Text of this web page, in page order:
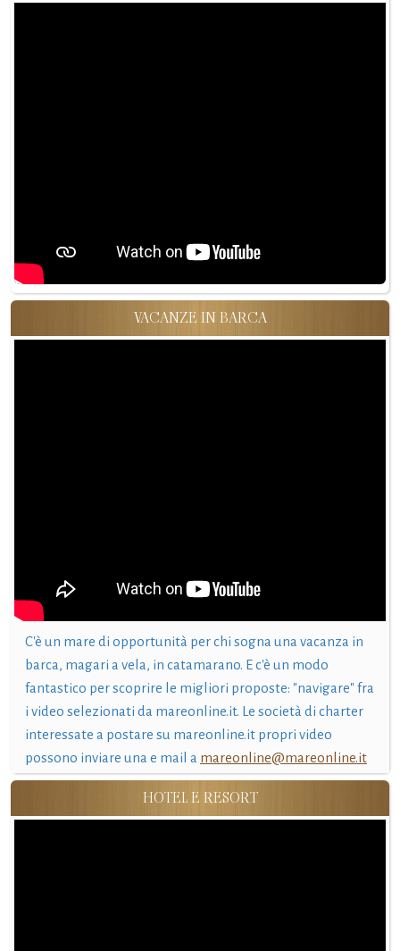
VACANZE IN BARCA
C'è un mare di opportunità per chi sogna una vacanza in
barca, magari a vela, in catamarano. E c'è un modo
fantastico per scoprire le migliori proposte: "navigare" fra
i video selezionati da mareonline.it. Le società di charter
interessate a postare su mareonline.it propri video
possono inviare una e mail a mareonline@mareonline.it
HOTEL E RESORT